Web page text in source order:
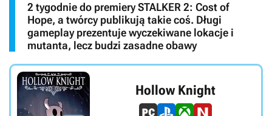
2 tygodnie do premiery STALKER 2: Cost of
Hope, a twórcy publikują takie coś. Długi
gameplay prezentuje wyczekiwane lokacje i
mutanta, lecz budzi zasadne obawy
Hollow Knight